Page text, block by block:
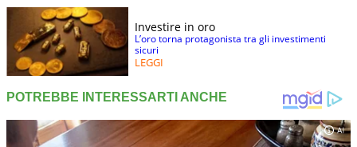
Investire in oro
L’oro torna protagonista tra gli investimenti
sicuri
LEGGI